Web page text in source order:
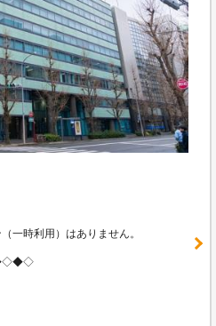
一時利用）はありません。